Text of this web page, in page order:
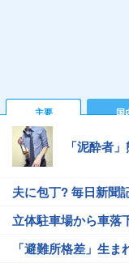
主要 国
「泥酔者
夫に包丁? 毎日新聞
立体駐車場から車落
「避難所格差」生